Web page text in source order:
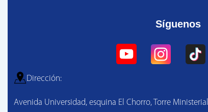
Síguenos
Dirección:
Avenida Universidad, esquina El Chorro, Torre